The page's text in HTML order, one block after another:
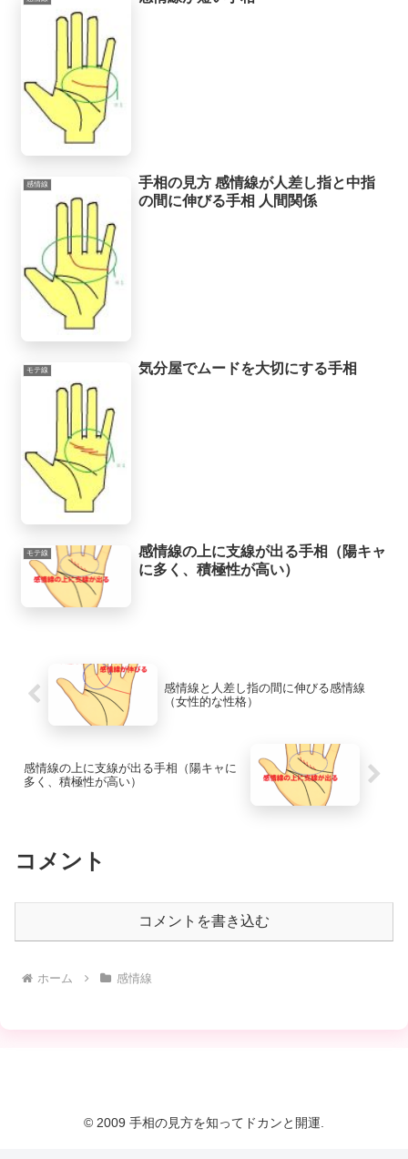
感情線
手相の見方 感情線が人差し指と中指
の間に伸びる手相 人間関係
モテ線 気分屋でムードを大切にする手相
モテ線
感情線の上に支線が出る手相（陽キャ
に多く、積極性が高い）
感情線と人差し指の間に伸びる感情線
（女性的な性格）
感情線の上に支線が出る手相（陽キャに
多く、積極性が高い）
コメント
コメントを書き込む
ホーム 感情線
© 2009 手相の見方を知ってドカンと開運.